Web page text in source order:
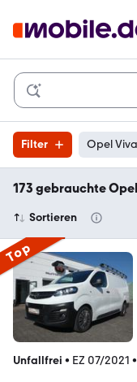
Filter Opel
173 gebrauchte
Sortieren
Top
Unfallfrei • EZ 07/2021 •